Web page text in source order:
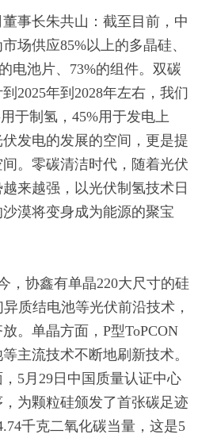
事长朱共山：截至目前，中
场供应85%以上的多晶硅、
电池片、73%的组件。双碳
2025年到2028年左右，我们
于制氢，45%用于发电上
发电的发展的空间，更是提
。零碳清洁时代，随着光伏
来越强，以光伏制氢技术日
漠将变身成为能源的聚宝
，协鑫有单晶220大尺寸的硅
质结电池等光伏前沿技术，
。单晶方面，P型ToPCON
主流技术不断地刷新技术。
5月29日中国质量认证中心
为颗粒硅颁发了首张碳足迹
千克二氧化碳当量，这是5